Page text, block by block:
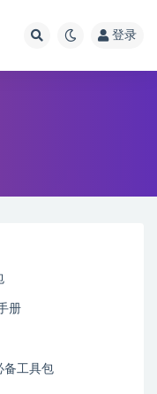
登录
册
备工具包